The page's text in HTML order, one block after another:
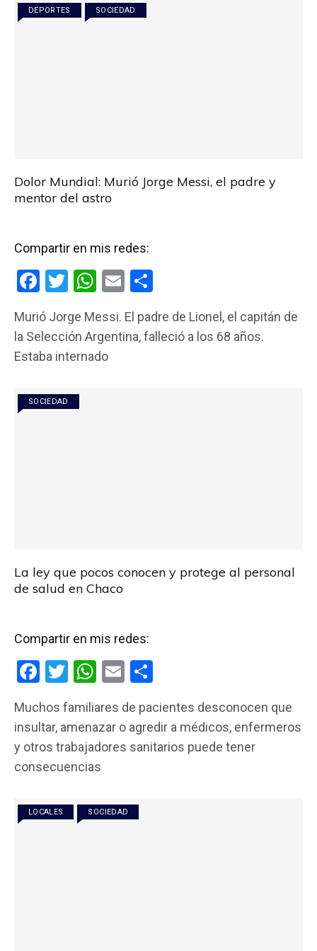
DEPORTES SOCIEDAD
Dolor Mundial: Murió Jorge Messi, el padre y
mentor del astro
Compartir en mis redes:
F
ce
b
o
k
T
tt
er
W
at
s
E
ail m
p
Murió Jorge Messi. El padre de Lionel, el capitán de
la Selección Argentina, falleció a los 68 años.
Estaba internado
SOCIEDAD
La ley que pocos conocen y protege al personal
de salud en Chaco
Compartir en mis redes:
F
ce
b
o
k
T
tt
er
W
at
s
A
p
E
ail m
p
Muchos familiares de pacientes desconocen que
insultar, amenazar o agredir a médicos, enfermeros
y otros trabajadores sanitarios puede tener
consecuencias
LOCALES SOCIEDAD